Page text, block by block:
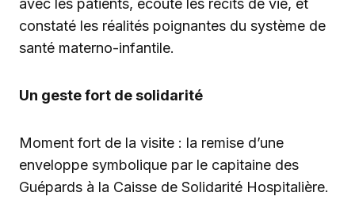
avec les patients, écouté les récits de vie, et
constaté les réalités poignantes du système de
santé materno-infantile.
Un geste fort de solidarité
Moment fort de la visite : la remise d’une
enveloppe symbolique par le capitaine des
Guépards à la Caisse de Solidarité Hospitalière.